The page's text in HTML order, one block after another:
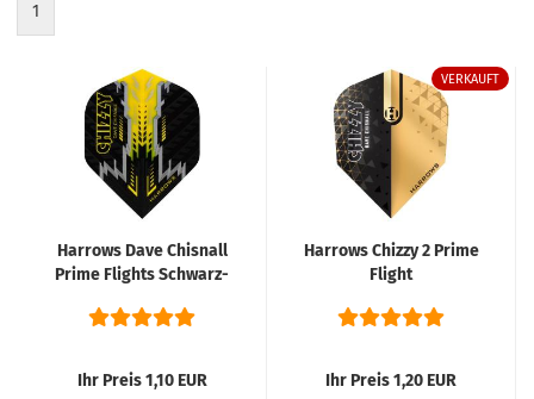
1
Harrows Dave Chisnall
Prime Flights Schwarz-
Ihr Preis 1,10 EUR
VERKAUFT
Harrows Chizzy 2 Prime
Flight
Ihr Preis 1,20 EUR